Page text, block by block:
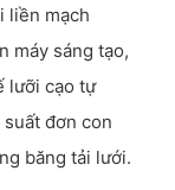
liền mạch
máy sáng tạo,
lưỡi cạo tự
đơn con
băng tải lưới.